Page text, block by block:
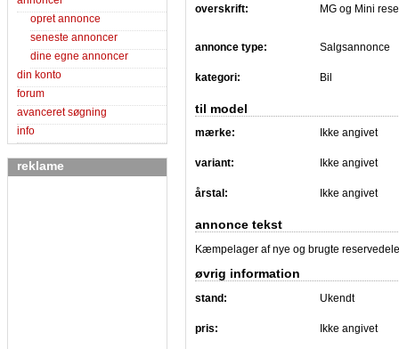
opret annonce
seneste annoncer
dine egne annoncer
din konto
forum
avanceret søgning
info
reklame
overskrift: MG og Mini
annonce type: Salgsannonce
kategori: Bil
til model
mærke: Ikke angivet
variant: Ikke angivet
årstal: Ikke angivet
annonce tekst
Kæmpelager af nye og brugte reservedele
øvrig information
stand: Ukendt
pris: Ikke angivet